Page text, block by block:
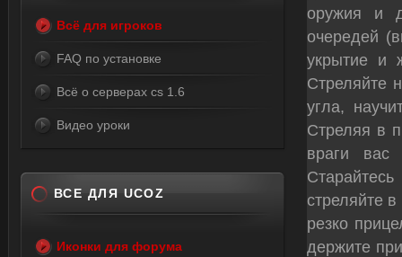
оружия и
очередей
укрытие и
Стреляйте
угла,
Стреляя в
враги
стреляйте
резко
держите
Всё для игроков
FAQ по установке
Всё о серверах cs 1.6
Видео уроки
ВСЕ ДЛЯ UCOZ
Иконки для форума